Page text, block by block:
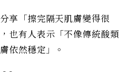
享「擦完隔天肌膚變得很
也有人表示「不像傳統酸類
依然穩定」。